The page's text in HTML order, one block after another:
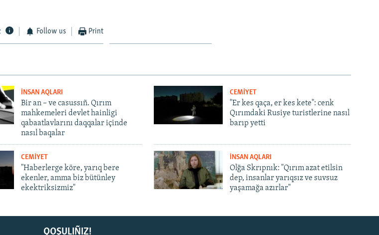
Follow us Print
İNSAN AQLARI
Bir an – ve casussıñ. Qırım
mahkemeleri devlet hainligi
qabaatlavlarını daqqalar içinde
nasıl baqalar
CEMİYET
"Er kes qaça, er kes kete": cenk
Qırımdaki Rusiye turistlerine nasıl
barıp yetti
CEMİYET
"Haberlerge köre, yarıq bere
ekenler, amma biz bütünley
ekektriksizmiz"
İNSAN AQLARI
Olğa Skrıpnık: "Qırım azat etilsin
dep, insanlar yarıqsız ve suvsuz
yaşamağa azırlar"
QOŞULIÑIZ!